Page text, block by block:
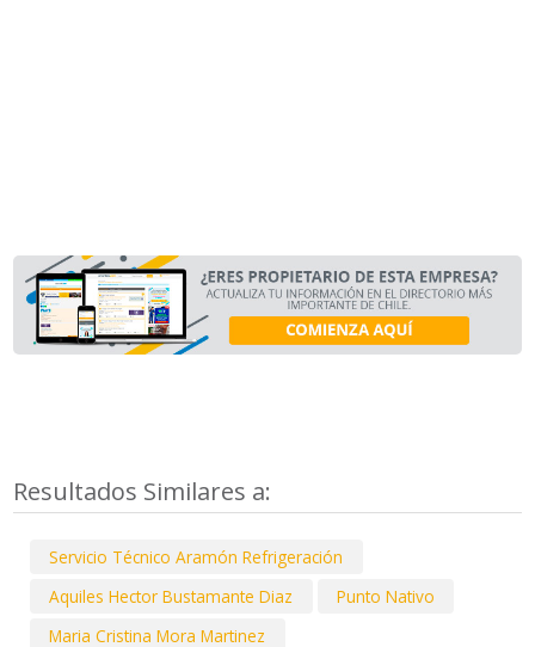
Resultados Similares a:
Servicio Técnico Aramón Refrigeración
Aquiles Hector Bustamante Diaz
Punto Nativo
Maria Cristina Mora Martinez